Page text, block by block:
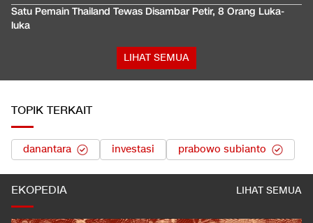
Satu Pemain Thailand Tewas Disambar Petir, 8 Orang Luka-
luka
LIHAT SEMUA
TOPIK TERKAIT
danantara investasi prabowo subianto
EKOPEDIA LIHAT SEMUA